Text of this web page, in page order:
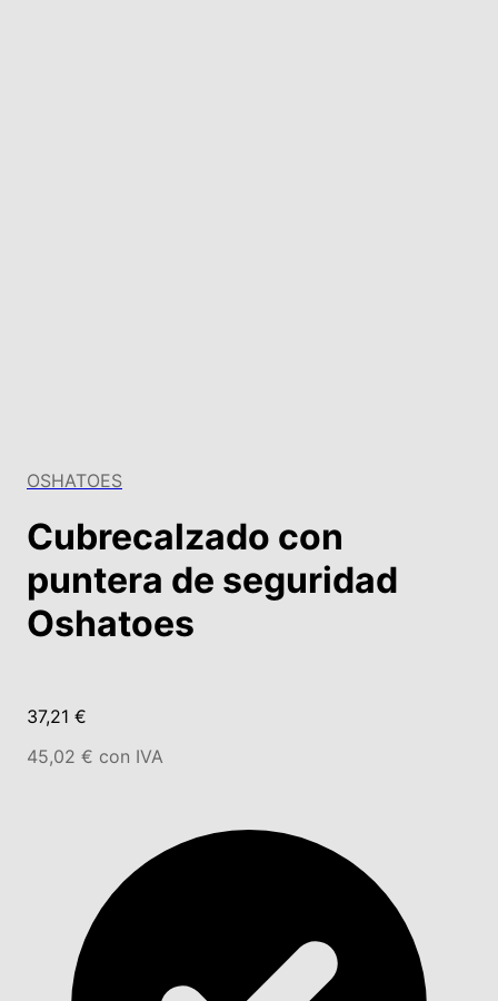
OSHATOES
Cubrecalzado con
puntera de seguridad
Oshatoes
37,21 €
45,02 € con IVA